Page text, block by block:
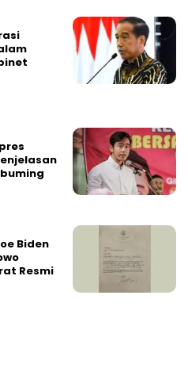
Biden
Resmi